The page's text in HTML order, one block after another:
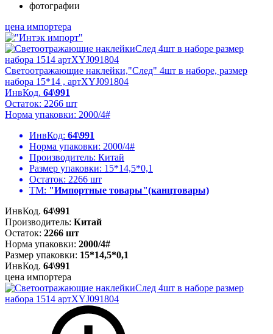
цена импортера
Светоотражающие наклейки,"След" 4шт в наборе, размер
набора 15*14 , артXYJ091804
ИнвКод. 64\991
Остаток: 2266 шт
Норма упаковки: 2000/4#
ИнвКод: 64\991
Норма упаковки: 2000/4#
Производитель: Китай
Размер упаковки: 15*14,5*0,1
Остаток: 2266 шт
ТМ: "Импортные товары"(канцтовары)
ИнвКод. 64\991
Производитель: Китай
Остаток: 2266 шт
Норма упаковки: 2000/4#
Размер упаковки: 15*14,5*0,1
ИнвКод. 64\991
цена импортера